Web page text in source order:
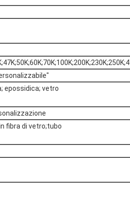
epossidica; vetro
fibra di vetro;tubo